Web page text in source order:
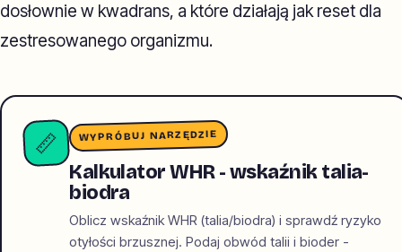
dosłownie w kwadrans, a które działają jak reset dla
zestresowanego organizmu.
📏 WYPRÓBUJ NARZĘDZIE
Kalkulator WHR - wskaźnik talia-
biodra
Oblicz wskaźnik WHR (talia/biodra) i sprawdź ryzyko
otyłości brzusznej. Podaj obwód talii i bioder -